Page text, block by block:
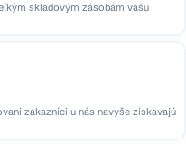
skladovým zásobám vašu
zákazníci u nás navyše získavajú